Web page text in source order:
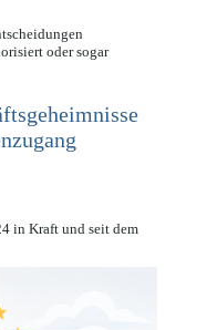
oder sogar
in Kraft und seit dem